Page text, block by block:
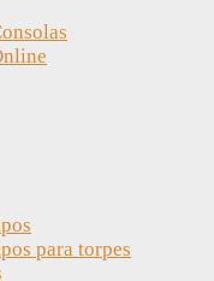
para torpes